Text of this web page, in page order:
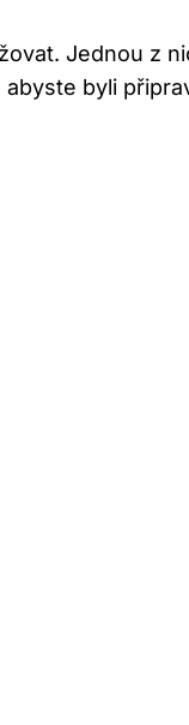
Jednou z
byli